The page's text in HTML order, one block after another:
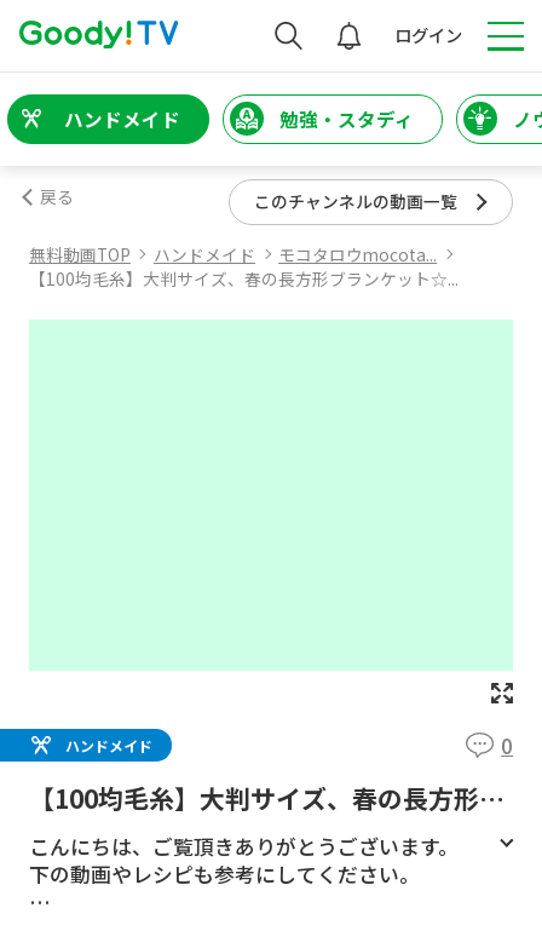
検索 ログイン
ハンドメイド 勉強・スタディ ノ
戻る このチャンネルの動画一覧
無料動画TOP ハンドメイド
モコタロウmocota...
【100均毛糸】大判サイズ、春の長方形ブランケット☆...
ハンドメイド 0
【100均毛糸】大判サイズ、春の長方形ブ
ランケット☆ショールにも☆かぎ針編み方
編み物☆
こんにちは、ご覧頂きありがとうございます。
下の動画やレシピも参考にしてください。